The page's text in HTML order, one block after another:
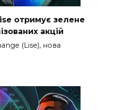
отримує зелене
акцій
(Lise), нова